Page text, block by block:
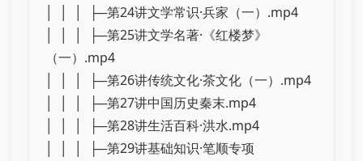
│ │ │ ├─第24讲文学常识·兵家（一）.mp4
│ │ │ ├─第25讲文学名著·《红楼梦》
（一）.mp4
│ │ │ ├─第26讲传统文化·茶文化（一）.mp4
│ │ │ ├─第27讲中国历史秦末.mp4
│ │ │ ├─第28讲生活百科·洪水.mp4
│ │ │ ├─第29讲基础知识·笔顺专项